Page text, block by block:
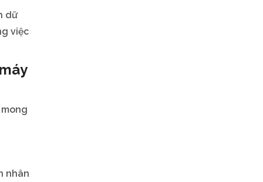
dữ
việc
nhân